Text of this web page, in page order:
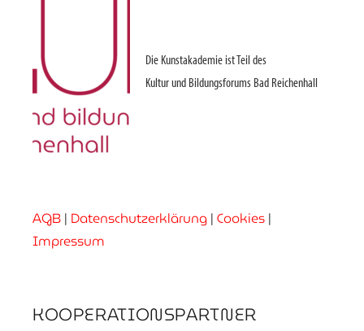
Die Kunstakademie ist Teil des
Kultur und Bildungsforums Bad Reichenhall
AGB | Datenschutzerklärung | Cookies |
Impressum
KOOPERATIONSPARTNER